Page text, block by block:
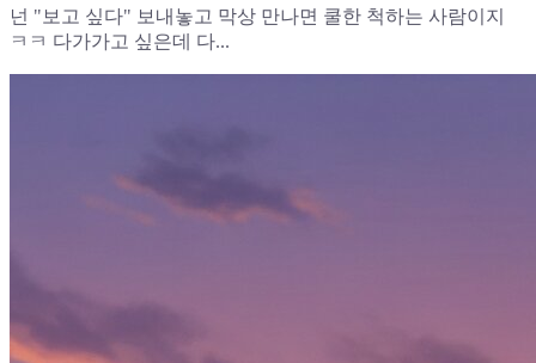
넌 "보고 싶다" 보내놓고 막상 만나면 쿨한 척하는 사람이지
ㅋㅋ 다가가고 싶은데 다...